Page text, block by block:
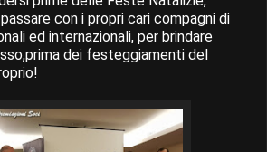
con i propri cari compagni di
ed internazionali, per brindare
dei festeggiamenti del